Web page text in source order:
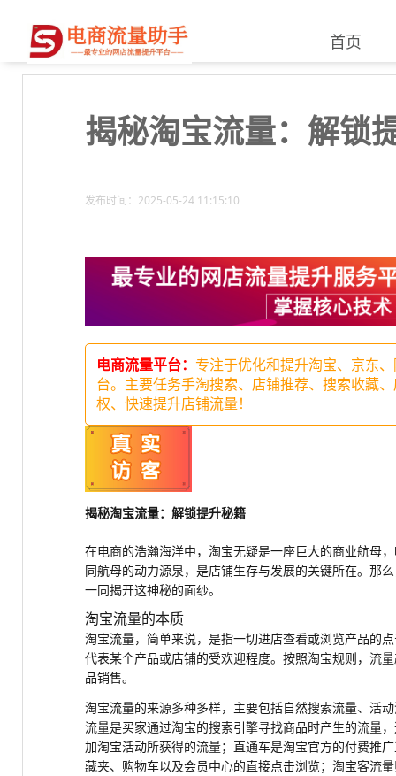
首页
揭秘淘宝流量：解锁
发布时间：2025-05-24 11:15:10
电商流量平台： 专注于优化和提升淘宝、京东
台。主要任务手淘搜索、店铺推荐、搜索收藏
权、快速提升店铺流量！
揭秘淘宝流量：解锁提升秘籍
在电商的浩瀚海洋中，淘宝无疑是一座巨大的商业航母
同航母的动力源泉，是店铺生存与发展的关键所在。那
一同揭开这神秘的面纱。
淘宝流量的本质
淘宝流量，简单来说，是指一切进店查看或浏览产品的
代表某个产品或店铺的受欢迎程度。按照淘宝规则，流
品销售。
淘宝流量的来源多种多样，主要包括自然搜索流量、活
流量是买家通过淘宝的搜索引擎寻找商品时产生的流量
加淘宝活动所获得的流量；直通车是淘宝官方的付费推
藏夹、购物车以及会员中心的直接点击浏览；淘宝客流